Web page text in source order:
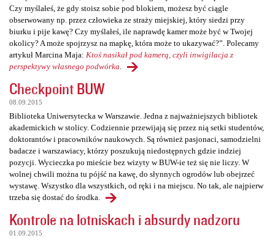
Czy myślałeś, że gdy stoisz sobie pod blokiem, możesz być ciągle
obserwowany np. przez człowieka ze straży miejskiej, który siedzi przy
biurku i pije kawę? Czy myślałeś, ile naprawdę kamer może być w Twojej
okolicy? A może spojrzysz na mapkę, która może to ukazywać?”. Polecamy
artykuł Marcina Maja: Ktoś nasikał pod kamerą, czyli inwigilacja z
perspektywy własnego podwórka
Checkpoint BUW
08.09.2015
Biblioteka Uniwersytecka w Warszawie. Jedna z najważniejszych bibliotek
akademickich w stolicy. Codziennie przewijają się przez nią setki studentów,
doktorantów i pracowników naukowych. Są również pasjonaci, samodzielni
badacze i warszawiacy, którzy poszukują niedostępnych gdzie indziej
pozycji. Wycieczka po mieście bez wizyty w BUW-ie też się nie liczy. W
wolnej chwili można tu pójść na kawę, do słynnych ogrodów lub obejrzeć
wystawę. Wszystko dla wszystkich, od ręki i na miejscu. No tak, ale najpierw
trzeba się dostać do środka.
Kontrole na lotniskach i absurdy nadzoru
01.09.2015